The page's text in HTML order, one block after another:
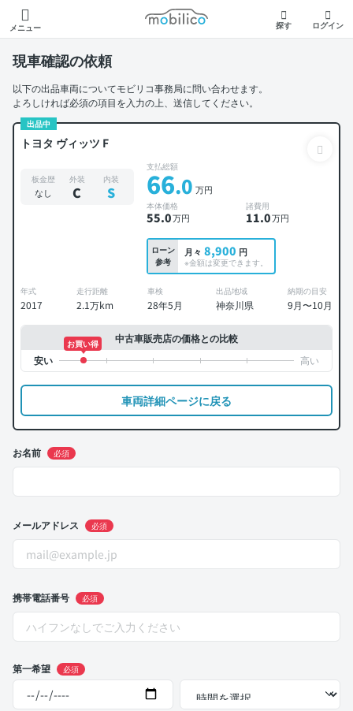
メニュー
モビリコ
探す ログイン
現車確認の依頼
以下の出品車両についてモビリコ事務局に問い合わせます。
よろしければ必須の項目を入力の上、送信してください。
出品中
トヨタ ヴィッツ F
板金歴
なし
外装
C
内装
S
支払総額
66.0 万円
本体価格
55.0万円
諸費用
11.0万円
ローン
参考
月々 8,900 円
※金額は変更できます。
年式
2017
走行距離
2.1万km
車検
28年5月
出品地域
神奈川県
納期の目安
9月〜10月
中古車販売店の価格との比較
お買い得
車両詳細ページに戻る
お名前 必須
メールアドレス 必須
携帯電話番号 必須
第一希望 必須